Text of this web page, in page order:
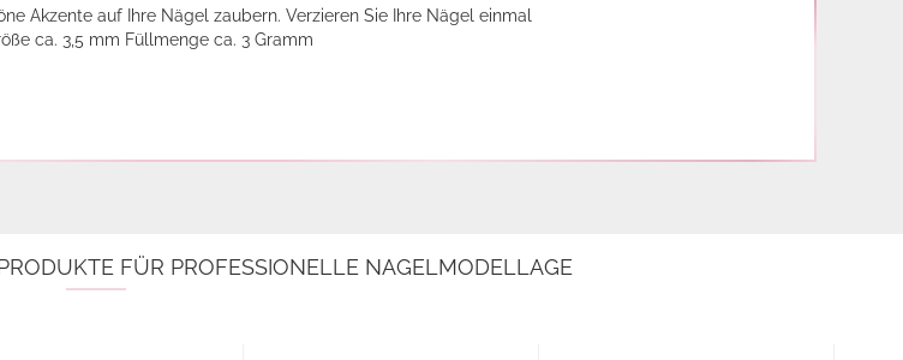
Akzente auf Ihre Nägel zaubern. Verzieren Sie Ihre Nägel einmal
ca. 3,5 mm Füllmenge ca. 3 Gramm
FÜR PROFESSIONELLE NAGELMODELLAGE